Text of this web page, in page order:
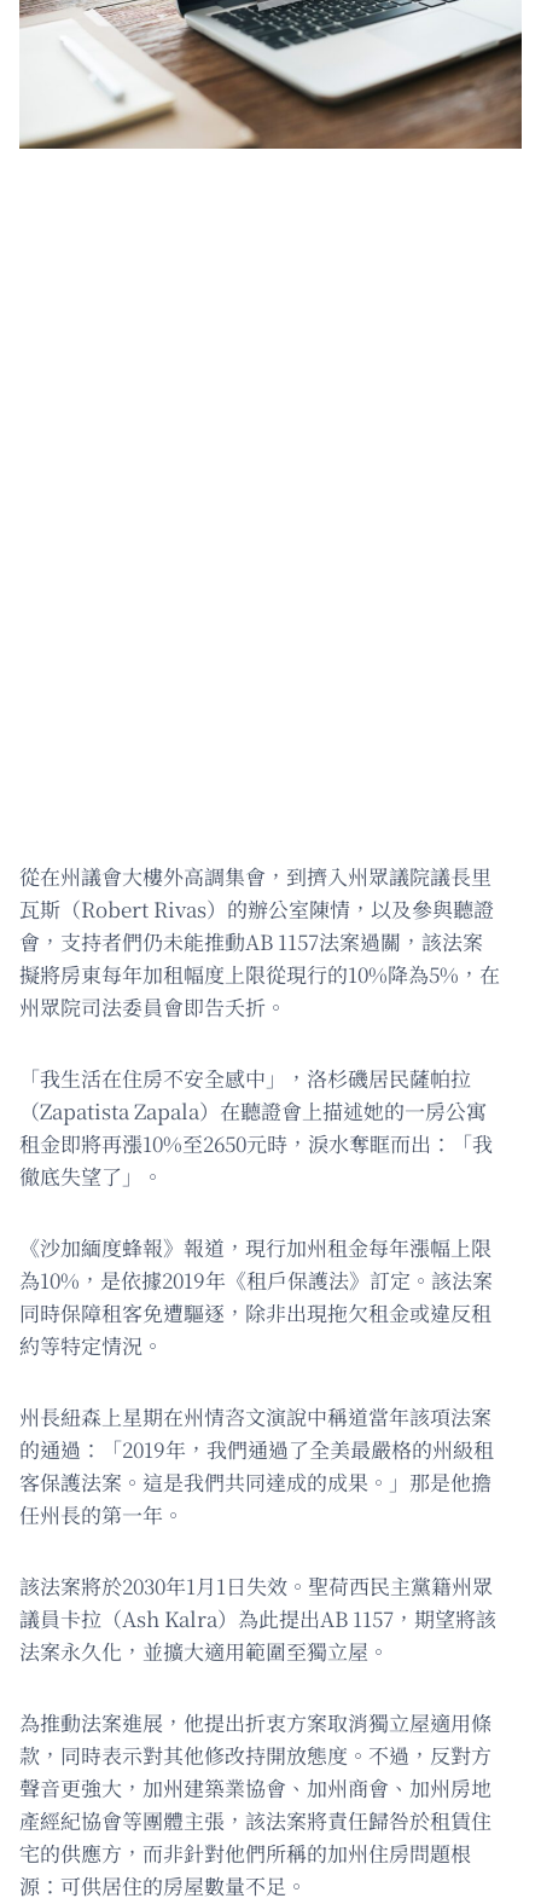
從在州議會大樓外高調集會，到擠入州眾議院議長里
瓦斯（Robert Rivas）的辦公室陳情，以及參與聽證
會，支持者們仍未能推動AB 1157法案過關，該法案
擬將房東每年加租幅度上限從現行的10%降為5%，在
州眾院司法委員會即告夭折。
「我生活在住房不安全感中」，洛杉磯居民薩帕拉
（Zapatista Zapala）在聽證會上描述她的一房公寓
租金即將再漲10%至2650元時，淚水奪眶而出：「我
徹底失望了」。
《沙加緬度蜂報》報道，現行加州租金每年漲幅上限
為10%，是依據2019年《租戶保護法》訂定。該法案
同時保障租客免遭驅逐，除非出現拖欠租金或違反租
約等特定情況。
州長紐森上星期在州情咨文演說中稱道當年該項法案
的通過：「2019年，我們通過了全美最嚴格的州級租
客保護法案。這是我們共同達成的成果。」那是他擔
任州長的第一年。
該法案將於2030年1月1日失效。聖荷西民主黨籍州眾
議員卡拉（Ash Kalra）為此提出AB 1157，期望將該
法案永久化，並擴大適用範圍至獨立屋。
為推動法案進展，他提出折衷方案取消獨立屋適用條
款，同時表示對其他修改持開放態度。不過，反對方
聲音更強大，加州建築業協會、加州商會、加州房地
產經紀協會等團體主張，該法案將責任歸咎於租賃住
宅的供應方，而非針對他們所稱的加州住房問題根
源：可供居住的房屋數量不足。